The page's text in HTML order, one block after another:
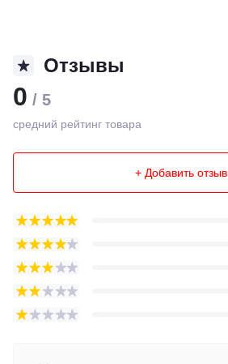
Отзывы
0 / 5
средний рейтинг товара
+ Добавить отзыв